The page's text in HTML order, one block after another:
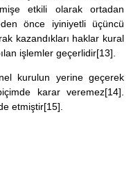
etkili olarak ortadan
önce iyiniyetli üçüncü
kazandıkları haklar kural
işlemler geçerlidir[13]
kurulun yerine geçerek
karar veremez[14].
etmiştir[15].